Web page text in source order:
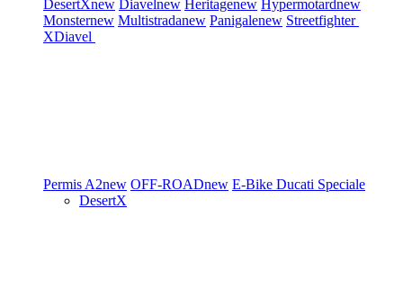
DesertXnew Diavelnew Heritagenew Hypermotardnew
Monsternew Multistradanew Panigalenew Streetfighter
XDiavel
Permis A2new OFF-ROADnew E-Bike Ducati Speciale
DesertX